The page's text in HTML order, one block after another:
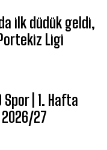
ilk düdük geldi,
Ligi
| 1. Hafta
2026/27